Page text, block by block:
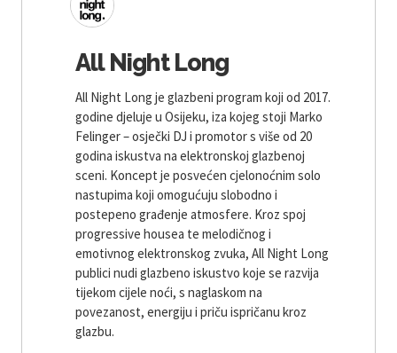
All Night Long
All Night Long je glazbeni program koji od 2017.
godine djeluje u Osijeku, iza kojeg stoji Marko
Felinger – osječki DJ i promotor s više od 20
godina iskustva na elektronskoj glazbenoj
sceni. Koncept je posvećen cjelonoćnim solo
nastupima koji omogućuju slobodno i
postepeno građenje atmosfere. Kroz spoj
progressive housea te melodičnog i
emotivnog elektronskog zvuka, All Night Long
publici nudi glazbeno iskustvo koje se razvija
tijekom cijele noći, s naglaskom na
povezanost, energiju i priču ispričanu kroz
glazbu.